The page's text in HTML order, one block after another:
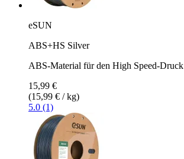
eSUN
ABS+HS Silver
ABS-Material für den High Speed-Druck
15,99 €
(15,99 € / kg)
5.0 (1)